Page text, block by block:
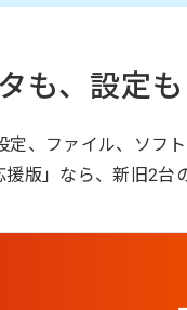
も、設定も
、ファイル、ソフ
版」なら、新旧2台